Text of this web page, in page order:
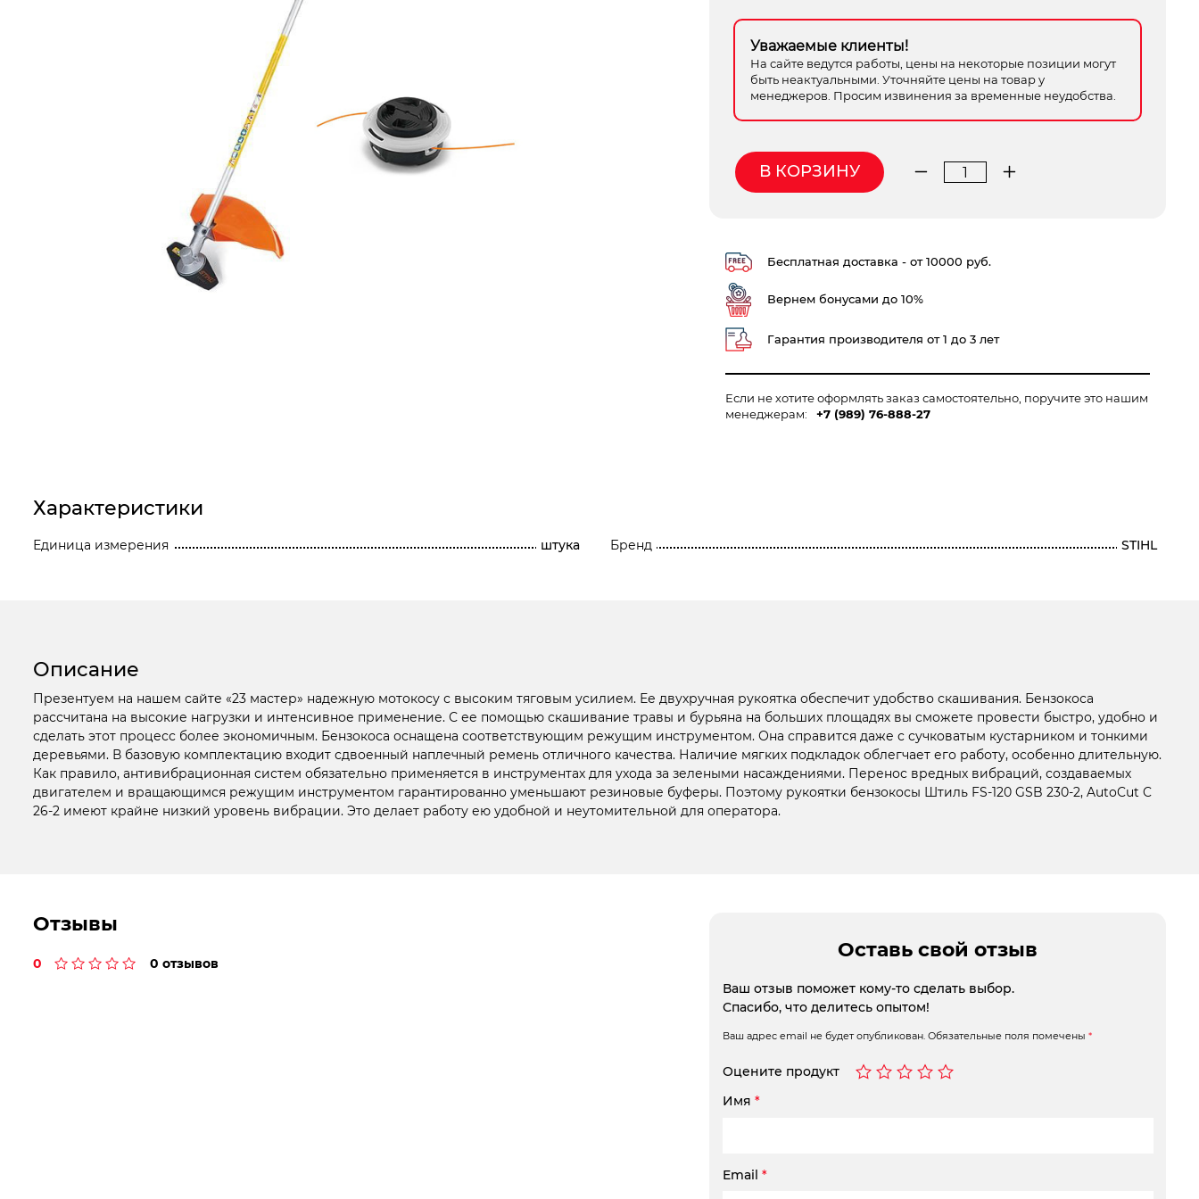
Расходные материалы и оснастка
Электроинструмент
Электрохозтовары
Уважаемые клиенты!
На сайте ведутся работы, цены на некоторые позиции могут
быть неактуальными. Уточняйте цены на товар у
менеджеров. Просим извинения за временные неудобства.
Количество
FS-
AutoCut
C
27-
В КОРЗИНУ
Бесплатная доставка - от 10000 руб.
Вернем бонусами до 10%
Гарантия производителя от 1 до 3 лет
Если не хотите оформлять заказ самостоятельно, поручите это нашим
менеджерам:
+7 (989) 76-888-27
Характеристики
Единица измерения штука Бренд STIHL
Описание
Презентуем на нашем сайте «23 мастер» надежную мотокосу с высоким тяговым усилием. Ее двухручная рукоятка обеспечит удобство скашивания. Бензокоса
рассчитана на высокие нагрузки и интенсивное применение. С ее помощью скашивание травы и бурьяна на больших площадях вы сможете провести быстро, удобно и
сделать этот процесс более экономичным. Бензокоса оснащена соответствующим режущим инструментом. Она справится даже с сучковатым кустарником и тонкими
деревьями. В базовую комплектацию входит сдвоенный наплечный ремень отличного качества. Наличие мягких подкладок облегчает его работу, особенно длительную.
Как правило, антивибрационная систем обязательно применяется в инструментах для ухода за зелеными насаждениями. Перенос вредных вибраций, создаваемых
двигателем и вращающимся режущим инструментом гарантированно уменьшают резиновые буферы. Поэтому рукоятки бензокосы Штиль FS-120 GSB 230-2, AutoCut C
26-2 имеют крайне низкий уровень вибрации. Это делает работу ею удобной и неутомительной для оператора.
Отзывы
0 0 отзывов
Оставь свой отзыв
Ваш отзыв поможет кому-то сделать выбор.
Спасибо, что делитесь опытом!
Ваш адрес email не будет опубликован. Обязательные поля помечены *
Оцените продукт
Имя *
Email *